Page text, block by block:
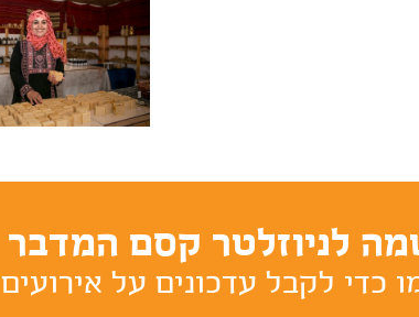
לניוזלטר קסם המדבר
כדי לקבל עדכונים על אירועים